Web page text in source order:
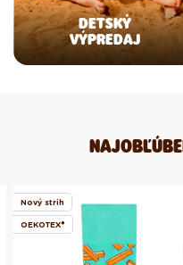
DETSKÝ
VÝPREDAJ
Nový strih
OEKOTEX®